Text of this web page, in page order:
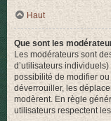
Haut
Que sont les
Les modérateurs sont
d’utilisateurs
possibilité de modifier
déverrouiller, les
modèrent. En règle
utilisateurs respectent